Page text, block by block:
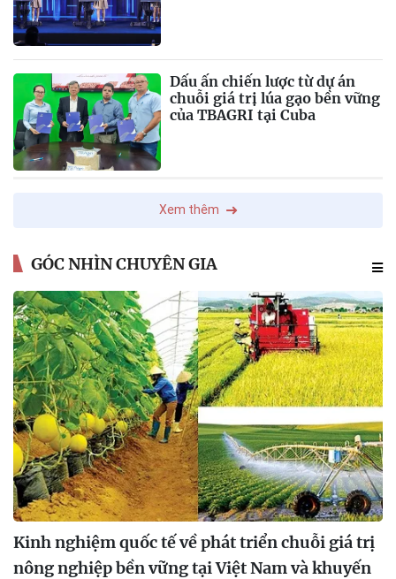
Dấu ấn chiến lược từ dự án
chuỗi giá trị lúa gạo bền vững
của TBAGRI tại Cuba
Xem thêm
GÓC NHÌN CHUYÊN GIA
Kinh nghiệm quốc tế về phát triển chuỗi giá trị
nông nghiệp bền vững tại Việt Nam và khuyến